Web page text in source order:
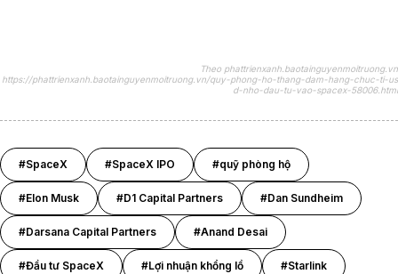
Theo phattrienxanh.baotainguyenmoitruong.vn
https://phattrienxanh.baotainguyenmoitruong.vn/quy-phong-ho-thang-dam-hang-chuc-ti-us
d-nho-dau-tu-vao-spacex-58006.html
#SpaceX #SpaceX IPO #quỹ phòng hộ
#Elon Musk #D1 Capital Partners #Dan Sundheim
#Darsana Capital Partners #Anand Desai
#Đầu tư SpaceX #Lợi nhuận khổng lồ #Starlink